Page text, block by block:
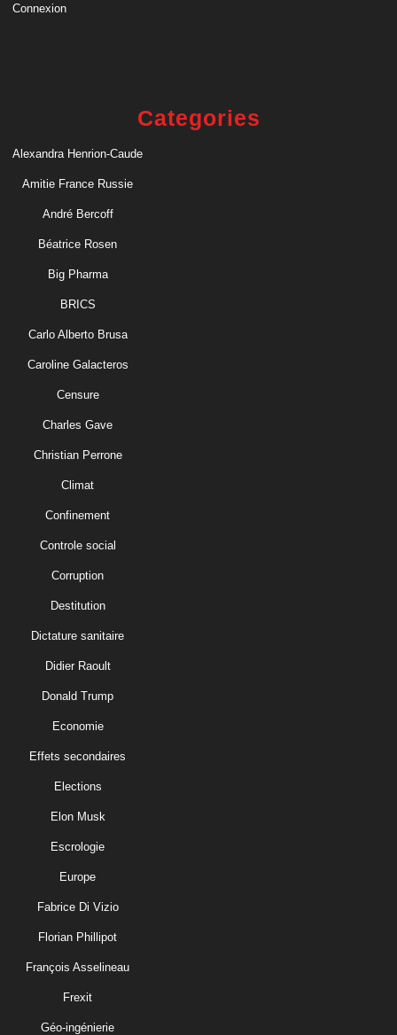
Connexion
Categories
Alexandra Henrion-Caude
Amitie France Russie
André Bercoff
Béatrice Rosen
Big Pharma
BRICS
Carlo Alberto Brusa
Caroline Galacteros
Censure
Charles Gave
Christian Perrone
Climat
Confinement
Controle social
Corruption
Destitution
Dictature sanitaire
Didier Raoult
Donald Trump
Economie
Effets secondaires
Elections
Elon Musk
Escrologie
Europe
Fabrice Di Vizio
Florian Phillipot
François Asselineau
Frexit
Géo-ingénierie